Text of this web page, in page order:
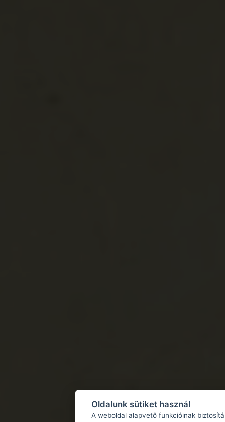
Oldalunk sütiket használ
A weboldal alapvető funkcióinak